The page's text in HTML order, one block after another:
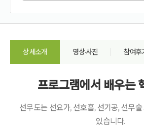
상세소개 영상·사진 참여후
프로그램에서 배우는
선무도는 선요가, 선호흡, 선기공, 선무
있습니다.